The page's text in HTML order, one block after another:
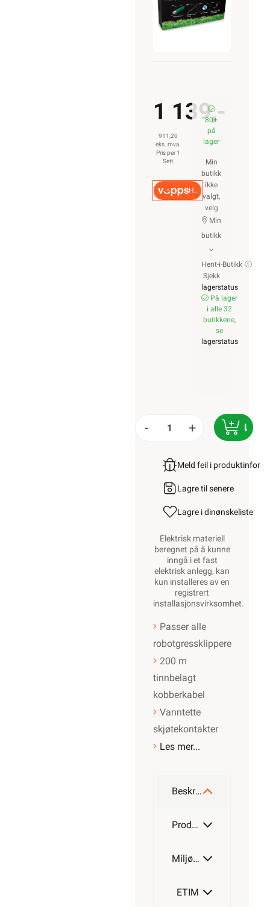
1 139,-
911,20
eks. mva.
Pris per 1
Sett
Hurtigkasse
80+
på
lager
Min
butikk
ikke
valgt,
velg
Min
butikk
Hent-i-Butikk
Sjekk
lagerstatus
På lager
i alle 32
butikkene,
se
lagerstatus
- +
Meld feil i
Lagre til senere
Lagre i dinønskeliste
Elektrisk materiell
beregnet på å kunne
inngå i et fast
elektrisk anlegg, kan
kun installeres av en
registrert
installasjonsvirksomhet.
Passer alle
robotgressklippere
200 m
tinnbelagt
kobberkabel
Vanntette
skjøtekontakter
Les mer...
Beskrivelse
Produktdetaljer
Miljøparametere
ETIM